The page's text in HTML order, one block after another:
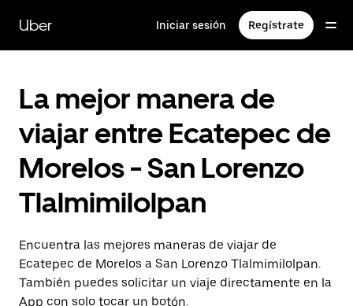
contenido
principal
Uber Iniciar sesión Regístrate
La mejor manera de
viajar entre Ecatepec de
Morelos - San Lorenzo
Tlalmimilolpan
Encuentra las mejores maneras de viajar de
Ecatepec de Morelos a San Lorenzo Tlalmimilolpan.
También puedes solicitar un viaje directamente en la
App con solo tocar un botón.